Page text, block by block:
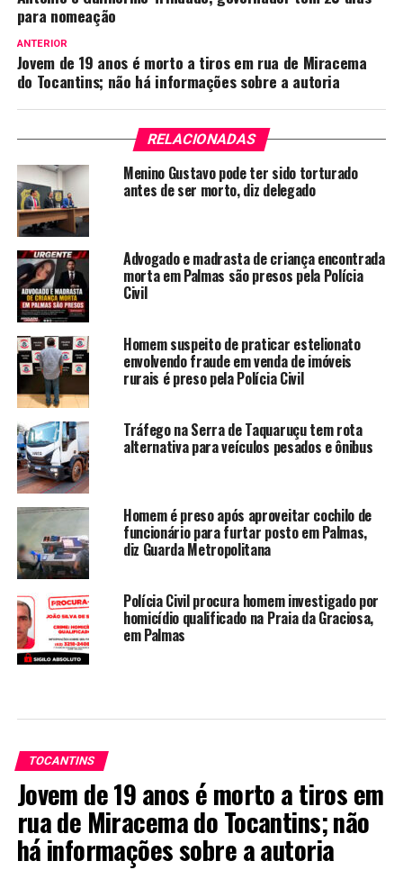
para nomeação
ANTERIOR
Jovem de 19 anos é morto a tiros em rua de Miracema
do Tocantins; não há informações sobre a autoria
RELACIONADAS
Menino Gustavo pode ter sido torturado
antes de ser morto, diz delegado
Advogado e madrasta de criança encontrada
morta em Palmas são presos pela Polícia
Civil
Homem suspeito de praticar estelionato
envolvendo fraude em venda de imóveis
rurais é preso pela Polícia Civil
Tráfego na Serra de Taquaruçu tem rota
alternativa para veículos pesados e ônibus
Homem é preso após aproveitar cochilo de
funcionário para furtar posto em Palmas,
diz Guarda Metropolitana
Polícia Civil procura homem investigado por
homicídio qualificado na Praia da Graciosa,
em Palmas
TOCANTINS
Jovem de 19 anos é morto a tiros em
rua de Miracema do Tocantins; não
há informações sobre a autoria